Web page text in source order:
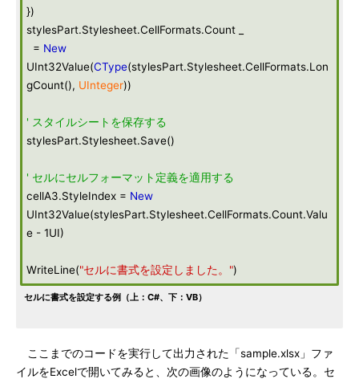
})
stylesPart.Stylesheet.CellFormats.Count _
= New
UInt32Value(CType(stylesPart.Stylesheet.CellFormats.Lon
gCount(), UInteger))
' スタイルシートを保存する
stylesPart.Stylesheet.Save()
' セルにセルフォーマット定義を適用する
cellA3.StyleIndex = New
UInt32Value(stylesPart.Stylesheet.CellFormats.Count.Valu
e - 1UI)
WriteLine("セルに書式を設定しました。")
セルに書式を設定する例（上：C#、下：VB）
ここまでのコードを実行して出力された「sample.xlsx」ファ
イルをExcelで開いてみると、次の画像のようになっている。セ